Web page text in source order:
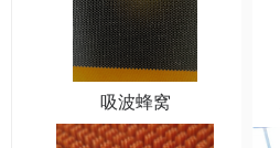
吸波蜂窝